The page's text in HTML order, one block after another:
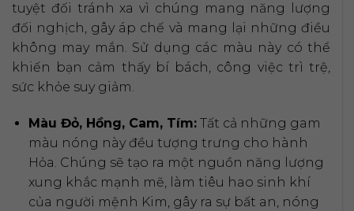
tuyệt đối tránh xa vì chúng mang năng lượng
đối nghịch, gây áp chế và mang lại những điều
không may mắn. Sử dụng các màu này có thể
khiến bạn cảm thấy bí bách, công việc trì trệ,
sức khỏe suy giảm.
Màu Đỏ, Hồng, Cam, Tím:Tất cả những gam
màu nóng này đều tượng trưng cho hành
Hỏa. Chúng sẽ tạo ra một nguồn năng lượng
xung khắc mạnh mẽ, làm tiêu hao sinh khí
của người mệnh Kim, gây ra sự bất an, nóng